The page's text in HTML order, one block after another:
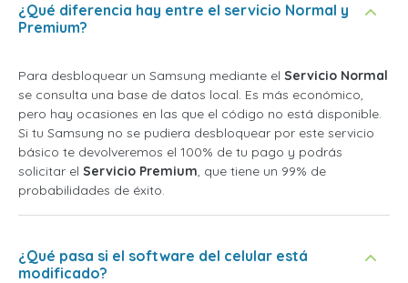
¿Qué diferencia hay entre el servicio Normal y
Premium?
Para desbloquear un Samsung mediante el Servicio Normal
se consulta una base de datos local. Es más económico,
pero hay ocasiones en las que el código no está disponible.
Si tu Samsung no se pudiera desbloquear por este servicio
básico te devolveremos el 100% de tu pago y podrás
solicitar el Servicio Premium, que tiene un 99% de
probabilidades de éxito.
¿Qué pasa si el software del celular está
modificado?